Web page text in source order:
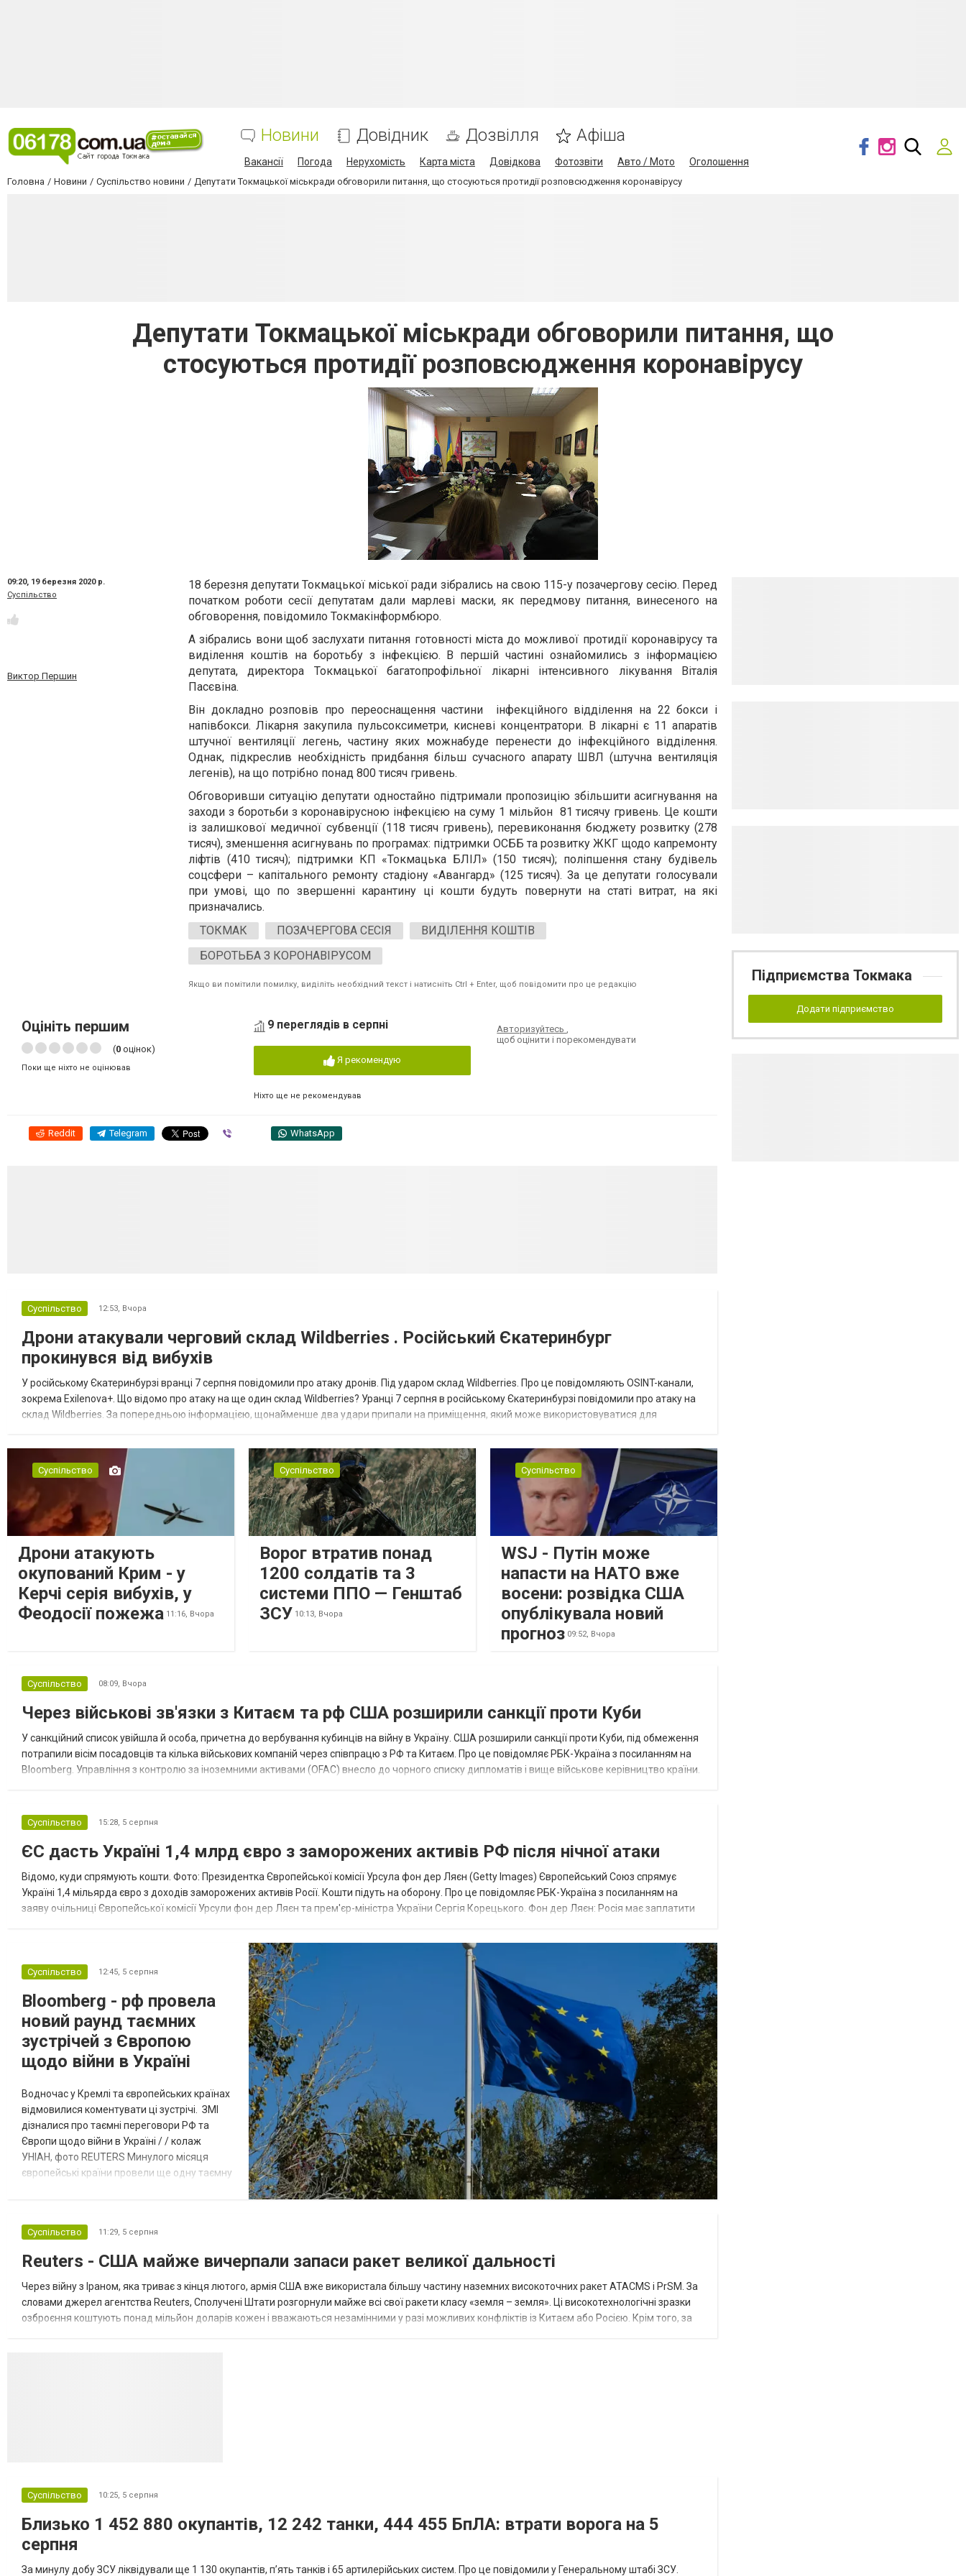
Новини Довідник Дозвілля Афіша
Вакансії Погода Нерухомість Карта міста Довідкова Фотозвіти Авто / Мото Оголошення
Головна Новини Суспільство новини Депутати Токмацької міськради обговорили питання, що стосуються протидії розповсюдження коронавірусу
Депутати Токмацької міськради обговорили питання, що
стосуються протидії розповсюдження коронавірусу
09:20, 19 березня 2020 р.
Суспільство
Виктор Першин
18 березня депутати Токмацької міської ради зібрались на свою 115-у позачергову сесію. Перед
початком роботи сесії депутатам дали марлеві маски, як передмову питання, винесеного на
обговорення, повідомило Токмакінформбюро.
А зібрались вони щоб заслухати питання готовності міста до можливої протидії коронавірусу та
виділення коштів на боротьбу з інфекцією. В першій частині ознайомились з інформацією
депутата, директора Токмацької багатопрофільної лікарні інтенсивного лікування Віталія
Пасєвіна.
Він докладно розповів про переоснащення частини інфекційного відділення на 22 бокси і
напівбокси. Лікарня закупила пульсоксиметри, кисневі концентратори. В лікарні є 11 апаратів
штучної вентиляції легень, частину яких можнабуде перенести до інфекційного відділення.
Однак, підкреслив необхідність придбання більш сучасного апарату ШВЛ (штучна вентиляція
легенів), на що потрібно понад 800 тисяч гривень.
Обговоривши ситуацію депутати одностайно підтримали пропозицію збільшити асигнування на
заходи з боротьби з коронавірусною інфекцією на суму 1 мільйон 81 тисячу гривень. Це кошти
із залишкової медичної субвенції (118 тисяч гривень), перевиконання бюджету розвитку (278
тисяч), зменшення асигнувань по програмах: підтримки ОСББ та розвитку ЖКГ щодо капремонту
ліфтів (410 тисяч); підтримки КП «Токмацька БЛІЛ» (150 тисяч); поліпшення стану будівель
соцсфери – капітального ремонту стадіону «Авангард» (125 тисяч). За це депутати голосували
при умові, що по звершенні карантину ці кошти будуть повернути на статі витрат, на які
призначались.
ТОКМАК
ПОЗАЧЕРГОВА СЕСІЯ
ВИДІЛЕННЯ КОШТІВ
БОРОТЬБА З КОРОНАВІРУСОМ
Якщо ви помітили помилку, виділіть необхідний текст і натисніть Ctrl + Enter, щоб повідомити про це редакцію
Оцініть першим
(0 оцінок)
Поки ще ніхто не оцінював
9 переглядів в серпні
Я рекомендую
Ніхто ще не рекомендував
Авторизуйтесь,
щоб оцінити і порекомендувати
Reddit Telegram WhatsApp
Суспільство 12:53, Вчора
Дрони атакували черговий склад Wildberries . Російський Єкатеринбург
прокинувся від вибухів
У російському Єкатеринбурзі вранці 7 серпня повідомили про атаку дронів. Під ударом склад Wildberries. Про це повідомляють OSINT-канали,
зокрема Exilenova+. Що відомо про атаку на ще один склад Wildberries? Уранці 7 серпня в російському Єкатеринбурзі повідомили про атаку на
склад Wildberries. За попередньою інформацією, щонайменше два удари припали на приміщення, який може використовуватися для
Суспільство
Дрони атакують
окупований Крим - у
Керчі серія вибухів, у
Феодосії пожежа 11:16, Вчора
Суспільство
Ворог втратив понад
1200 солдатів та 3
системи ППО — Генштаб
ЗСУ 10:13, Вчора
Суспільство
WSJ - Путін може
напасти на НАТО вже
восени: розвідка США
опублікувала новий
прогноз 09:52, Вчора
Суспільство 08:09, Вчора
Через військові зв'язки з Китаєм та рф США розширили санкції проти Куби
У санкційний список увійшла й особа, причетна до вербування кубинців на війну в Україну. США розширили санкції проти Куби, під обмеження
потрапили вісім посадовців та кілька військових компаній через співпрацю з РФ та Китаєм. Про це повідомляє РБК-Україна з посиланням на
Bloomberg. Управління з контролю за іноземними активами (OFAC) внесло до чорного списку дипломатів і вище військове керівництво країни.
Суспільство 15:28, 5 серпня
ЄС дасть Україні 1,4 млрд євро з заморожених активів РФ після нічної атаки
Відомо, куди спрямують кошти. Фото: Президентка Європейської комісії Урсула фон дер Ляєн (Getty Images) Європейський Союз спрямує
Україні 1,4 мільярда євро з доходів заморожених активів Росії. Кошти підуть на оборону. Про це повідомляє РБК-Україна з посиланням на
заяву очільниці Європейської комісії Урсули фон дер Ляєн та прем'єр-міністра України Сергія Корецького. Фон дер Ляєн: Росія має заплатити
Суспільство 12:45, 5 серпня
Bloomberg - рф провела
новий раунд таємних
зустрічей з Європою
щодо війни в Україні
Водночас у Кремлі та європейських країнах
відмовилися коментувати ці зустрічі. ЗМІ
дізналися про таємні переговори РФ та
Європи щодо війни в Україні / / колаж
УНІАН, фото REUTERS Минулого місяця
європейські країни провели ще одну таємну
зі сторони Європи до цих переговорів
долучилися колишні високопосадовці
Великої Британії, Франції, Німеччини та Р...
Суспільство 11:29, 5 серпня
Reuters - США майже вичерпали запаси ракет великої дальності
Через війну з Іраном, яка триває з кінця лютого, армія США вже використала більшу частину наземних високоточних ракет ATACMS і PrSM. За
словами джерел агентства Reuters, Сполучені Штати розгорнули майже всі свої ракети класу «земля – земля». Ці високотехнологічні зразки
озброєння коштують понад мільйон доларів кожен і вважаються незамінними у разі можливих конфліктів із Китаєм або Росією. Крім того, за
Суспільство 10:25, 5 серпня
Близько 1 452 880 окупантів, 12 242 танки, 444 455 БпЛА: втрати ворога на 5
серпня
За минулу добу ЗСУ ліквідували ще 1 130 окупантів, пʼять танків і 65 артилерійських систем. Про це повідомили у Генеральному штабі ЗСУ.
Підприємства Токмака
Додати підприємство